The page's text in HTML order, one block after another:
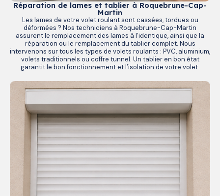
Réparation de lames et tablier à Roquebrune-Cap-
Martin
Les lames de votre volet roulant sont cassées, tordues ou
déformées ? Nos techniciens à Roquebrune-Cap-Martin
assurent le remplacement des lames à l’identique, ainsi que la
réparation ou le remplacement du tablier complet. Nous
intervenons sur tous les types de volets roulants : PVC, aluminium,
volets traditionnels ou coffre tunnel. Un tablier en bon état
garantit le bon fonctionnement et l’isolation de votre volet.